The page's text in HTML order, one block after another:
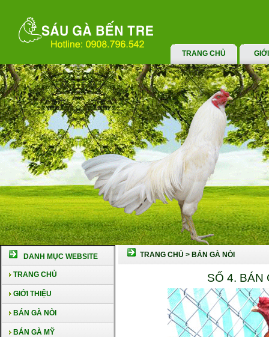
TRANG CHỦ
DANH MỤC WEBSITE
TRANG CHỦ
GIỚI THIỆU
BÁN GÀ NÒI
BÁN GÀ MỸ
TRANG CHỦ > BÁN GÀ NÒI
SỐ 4. BÁN